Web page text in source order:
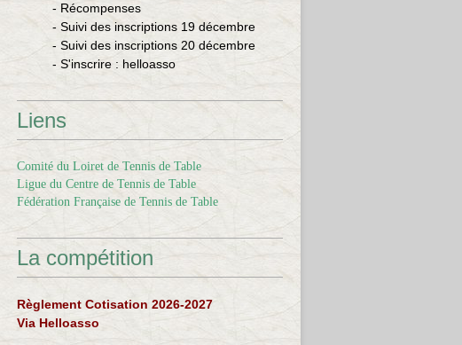
- Récompenses
- Suivi des inscriptions 19 décembre
- Suivi des inscriptions 20 décembre
- S'inscrire : helloasso
Liens
Comité du Loiret de Tennis de Table
Ligue du Centre de Tennis de Table
Fédération Française de Tennis de Table
La compétition
Règlement Cotisation 2026-2027
Via Helloasso